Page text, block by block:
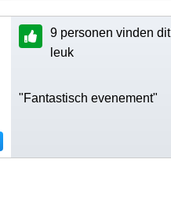
9 personen vinden dit
leuk
"Fantastisch evenement"